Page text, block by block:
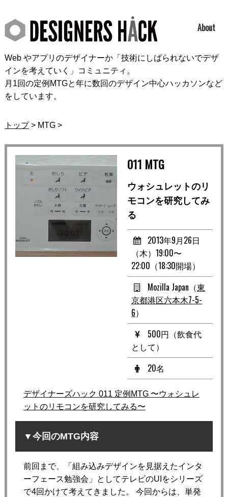
Web やアプリのデザイナーか「技術にしばられないでデザ
インを考えていく」コミュニティ。
月1回の定例MTGと年に数回のデザイン中心ハッカソンなど
をしています。
About
トップ> MTG >
011 MTG
ウォシュレットのリ
モコンを研究してみ
る
2013年9月26日
（木）19:00〜
22:00（18:30開場）
Mozilla Japan（東
京都港区六本木7-5-
6）
500円（飲食代
として）
20名
デザイナーズハック 011 定例MTG 〜ウォシュレ
ットのリモコンを研究してみる〜
▼今回のMTG内容
前回まで、「組み込みデザインを見据えたインタ
ーフェース勉強会」としてテレビのUIをシリーズ
で4回かけて考えてきました。 今回からは、単発